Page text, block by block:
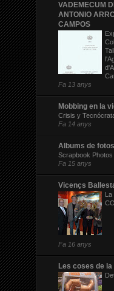
VADEMECUM
ANTONIO
CAMPOS
Fa 13 anys
Mobbing en la
Crisis y
Fa 14 anys
Albums de fotos
Scrapbook Photos
Fa 15 anys
Vicençs
Fa 16 anys
Les coses de